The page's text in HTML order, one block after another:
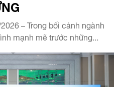
– Trong bối cảnh ngành
mạnh mẽ trước những...